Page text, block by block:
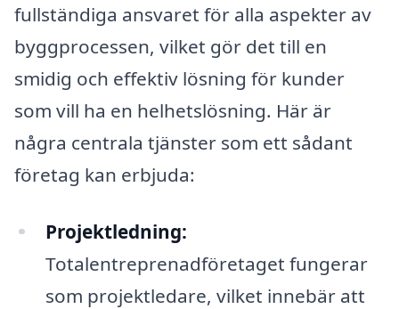
fullständiga ansvaret för alla aspekter av
byggprocessen, vilket gör det till en
smidig och effektiv lösning för kunder
som vill ha en helhetslösning. Här är
några centrala tjänster som ett sådant
företag kan erbjuda:
Projektledning:
Totalentreprenadföretaget fungerar
som projektledare, vilket innebär att